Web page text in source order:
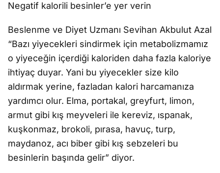
Negatif kalorili besinler’e yer verin
Beslenme ve Diyet Uzmanı Sevihan Akbulut Azal
“Bazı yiyecekleri sindirmek için metabolizmamız
o yiyeceğin içerdiği kaloriden daha fazla kaloriye
ihtiyaç duyar. Yani bu yiyecekler size kilo
aldırmak yerine, fazladan kalori harcamanıza
yardımcı olur. Elma, portakal, greyfurt, limon,
armut gibi kış meyveleri ile kereviz, ıspanak,
kuşkonmaz, brokoli, pırasa, havuç, turp,
maydanoz, acı biber gibi kış sebzeleri bu
besinlerin başında gelir” diyor.